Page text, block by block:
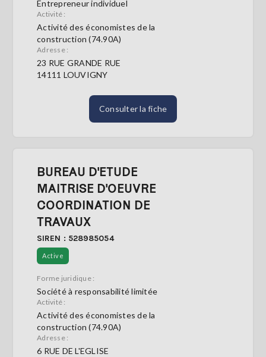
Entrepreneur individuel
Activité :
Activité des économistes de la
construction (74.90A)
Adresse :
23 RUE GRANDE RUE
14111 LOUVIGNY
Consulter la fiche
BUREAU D'ETUDE
MAITRISE D'OEUVRE
COORDINATION DE
TRAVAUX
SIREN : 528985054
Active
Forme juridique :
Société à responsabilité limitée
Activité :
Activité des économistes de la
construction (74.90A)
Adresse :
6 RUE DE L'EGLISE